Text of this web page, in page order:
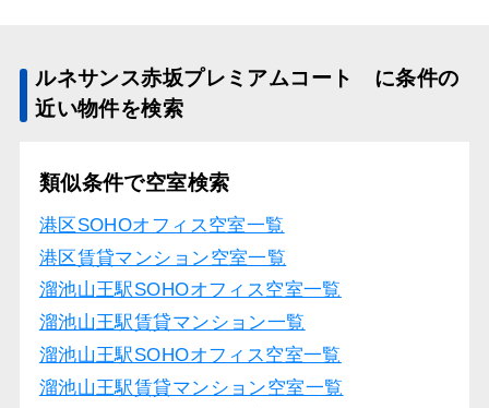
ルネサンス赤坂プレミアムコート に条件の
近い物件を検索
類似条件で空室検索
港区SOHOオフィス空室一覧
港区賃貸マンション空室一覧
溜池山王駅SOHOオフィス空室一覧
溜池山王駅賃貸マンション一覧
溜池山王駅SOHOオフィス空室一覧
溜池山王駅賃貸マンション空室一覧